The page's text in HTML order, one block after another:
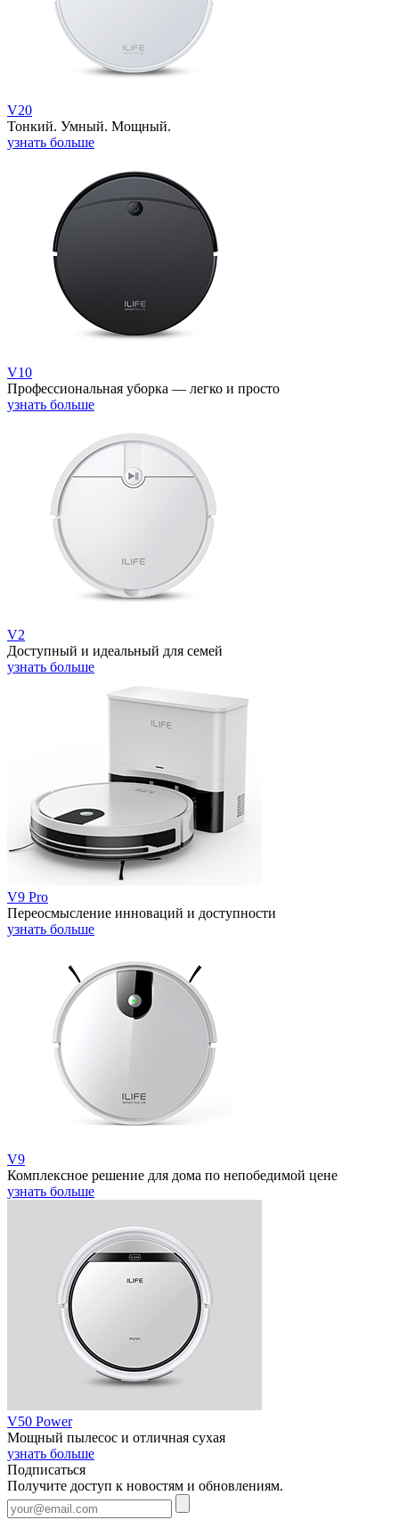
V20
Тонкий. Умный. Мощный.
узнать больше
V10
Профессиональная уборка — легко и просто
узнать больше
V2
Доступный и идеальный для семей
узнать больше
V9 Pro
Переосмысление инноваций и доступности
узнать больше
V9
Комплексное решение для дома по непобедимой цене
узнать больше
V50 Power
Мощный пылесос и отличная сухая
узнать больше
Подписаться
Получите доступ к новостям и обновлениям.